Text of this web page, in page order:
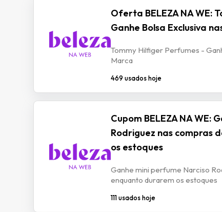
Oferta BELEZA NA WE:
Ganhe Bolsa Exclusiva
Tommy Hilfiger Perfumes -
Marca
469 usados hoje
Cupom BELEZA NA WE:
Rodriguez nas compras
os estoques
Ganhe mini perfume Narciso
enquanto durarem os estoques
111 usados hoje